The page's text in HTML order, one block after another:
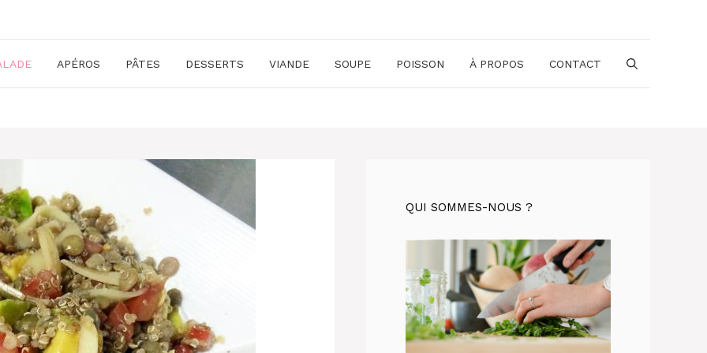
APÉROS PÂTES DESSERTS VIANDE SOUPE POISSON À PROPOS CONTACT
QUI SOMMES-NOUS ?